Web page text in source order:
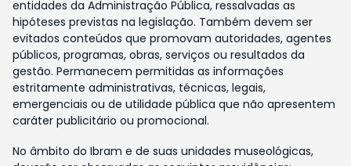
entidades da Administração Pública, ressalvadas as
hipóteses previstas na legislação. Também devem ser
evitados conteúdos que promovam autoridades, agentes
públicos, programas, obras, serviços ou resultados da
gestão. Permanecem permitidas as informações
estritamente administrativas, técnicas, legais,
emergenciais ou de utilidade pública que não apresentem
caráter publicitário ou promocional.
No âmbito do Ibram e de suas unidades museológicas,